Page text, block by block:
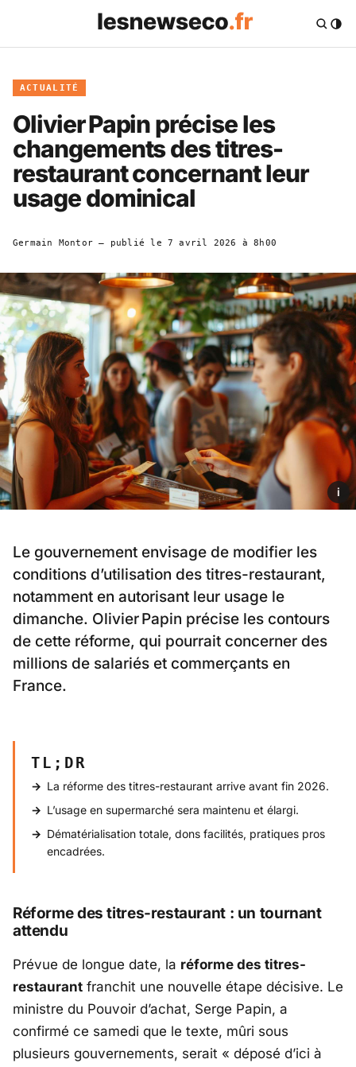
ACTUALITÉ
Olivier Papin précise les
changements des titres-
restaurant concernant leur
usage dominical
Germain Montor — publié le 7 avril 2026 à 8h00
i
Le gouvernement envisage de modifier les
conditions d’utilisation des titres-restaurant,
notamment en autorisant leur usage le
dimanche. Olivier Papin précise les contours
de cette réforme, qui pourrait concerner des
millions de salariés et commerçants en
France.
TL;DR
La réforme des titres-restaurant arrive avant fin 2026.
L’usage en supermarché sera maintenu et élargi.
Dématérialisation totale, dons facilités, pratiques pros
encadrées.
Réforme des titres-restaurant : un tournant
attendu
Prévue de longue date, la réforme des titres-
restaurant franchit une nouvelle étape décisive. Le
ministre du Pouvoir d’achat, Serge Papin, a
confirmé ce samedi que le texte, mûri sous
plusieurs gouvernements, serait « déposé d’ici à